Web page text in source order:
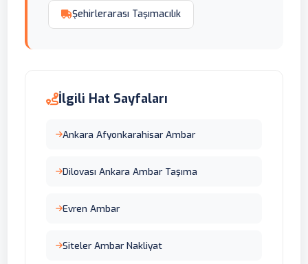
Şehirlerarası Taşımacılık
İlgili Hat Sayfaları
Ankara Afyonkarahisar Ambar
Dilovası Ankara Ambar Taşıma
Evren Ambar
Siteler Ambar Nakliyat